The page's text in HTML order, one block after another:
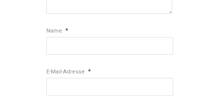
Name *
E-Mail-Adresse *